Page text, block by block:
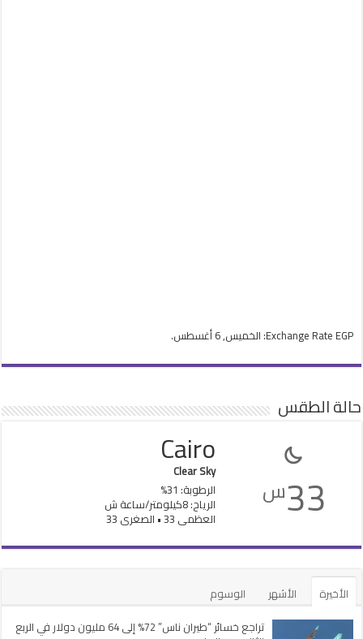
Exchange Rate EGP : الخميس, 6 أغسطس.
حالة الطقس
33س
Cairo
Clear Sky
الرطوبة: 31%
الرياح: 8كيلومتر/ساعة ش
العظمى 33 • الصغرى 33
الأخيرة الأشهر
الوسوم
تراجع خسائر “طيران ناس” 72% إلى 64 مليون دولار في الربع